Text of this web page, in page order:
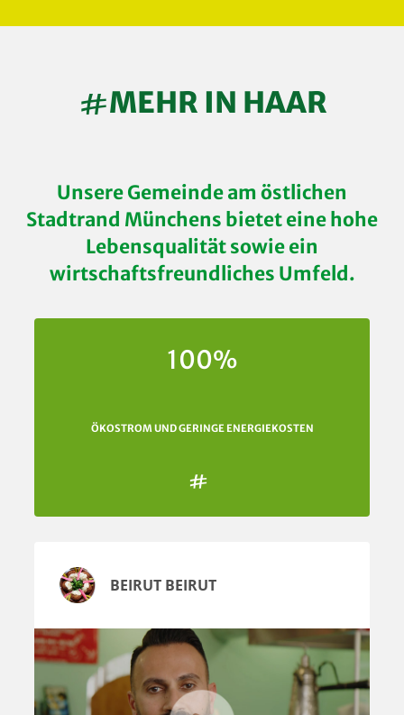
MEHR IN HAAR
Unsere Gemeinde am östlichen
Stadtrand Münchens bietet eine hohe
Lebensqualität sowie ein
wirtschaftsfreundliches Umfeld.
100%
ÖKOSTROM UND GERINGE ENERGIEKOSTEN

BEIRUT BEIRUT